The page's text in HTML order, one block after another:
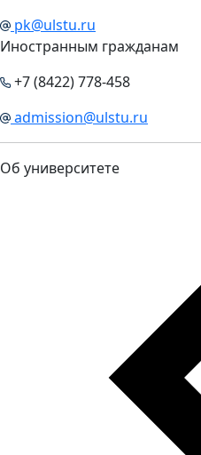
pk@ulstu.ru
Иностранным гражданам
+7 (8422) 778-458
admission@ulstu.ru
Об университете